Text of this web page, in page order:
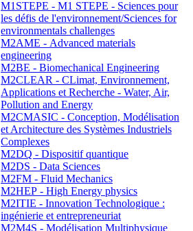
M1STEPE - M1 STEPE - Sciences pour
les défis de l'environnement/Sciences for
environmentals challenges
M2AME - Advanced materials
engineering
M2BE - Biomechanical Engineering
M2CLEAR - CLimat, Environnement,
Applications et Recherche - Water, Air,
Pollution and Energy
M2CMASIC - Conception, Modélisation
et Architecture des Systèmes Industriels
Complexes
M2DQ - Dispositif quantique
M2DS - Data Sciences
M2FM - Fluid Mechanics
M2HEP - High Energy physics
M2ITIE - Innovation Technologique :
ingénierie et entrepreneuriat
M2M4S - Modélisation Multiphysique